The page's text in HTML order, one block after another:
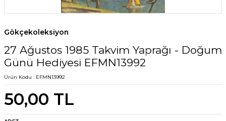
Gökçekoleksiyon
27 Ağustos 1985 Takvim Yaprağı - Doğum
Günü Hediyesi EFMN13992
Ürün Kodu : EFMN13992
50,00 TL